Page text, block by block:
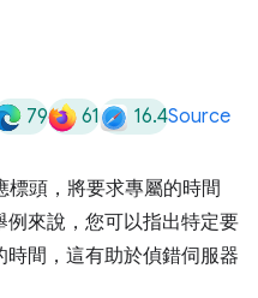
79 61 16.4Source
標頭，將要求專屬的時間
來說，您可以指出特定要
間，這有助於偵錯伺服器